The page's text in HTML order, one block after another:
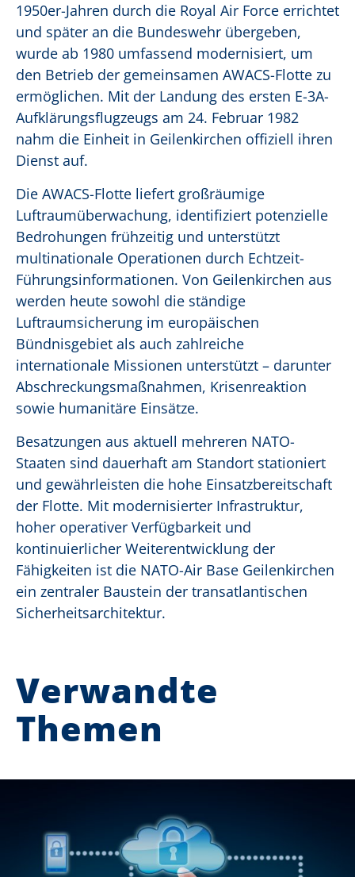
1950er-Jahren durch die Royal Air Force errichtet
und später an die Bundeswehr übergeben,
wurde ab 1980 umfassend modernisiert, um
den Betrieb der gemeinsamen AWACS-Flotte zu
ermöglichen. Mit der Landung des ersten E-3A-
Aufklärungsflugzeugs am 24. Februar 1982
nahm die Einheit in Geilenkirchen offiziell ihren
Dienst auf.
Die AWACS-Flotte liefert großräumige
Luftraumüberwachung, identifiziert potenzielle
Bedrohungen frühzeitig und unterstützt
multinationale Operationen durch Echtzeit-
Führungsinformationen. Von Geilenkirchen aus
werden heute sowohl die ständige
Luftraumsicherung im europäischen
Bündnisgebiet als auch zahlreiche
internationale Missionen unterstützt – darunter
Abschreckungsmaßnahmen, Krisenreaktion
sowie humanitäre Einsätze.
Besatzungen aus aktuell mehreren NATO-
Staaten sind dauerhaft am Standort stationiert
und gewährleisten die hohe Einsatzbereitschaft
der Flotte. Mit modernisierter Infrastruktur,
hoher operativer Verfügbarkeit und
kontinuierlicher Weiterentwicklung der
Fähigkeiten ist die NATO-Air Base Geilenkirchen
ein zentraler Baustein der transatlantischen
Sicherheitsarchitektur.
Verwandte
Themen